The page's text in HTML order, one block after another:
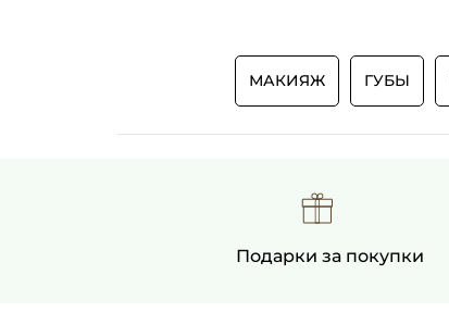
МАКИЯЖ ГУБЫ
Подарки за покупки